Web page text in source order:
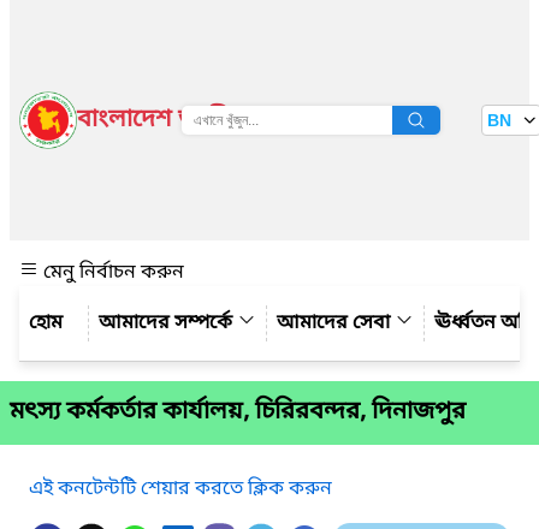
বাংলাদেশ জাতীয় তথ্য বাতায়ন BN
মেনু নির্বাচন করুন
আমাদের সম্পর্কে
আমাদের সেবা ঊর্ধ্বতন
মৎস্য কর্মকর্তার কার্যালয়, চিরিরবন্দর, দিনাজপুর
এই কনটেন্টটি শেয়ার করতে ক্লিক করুন